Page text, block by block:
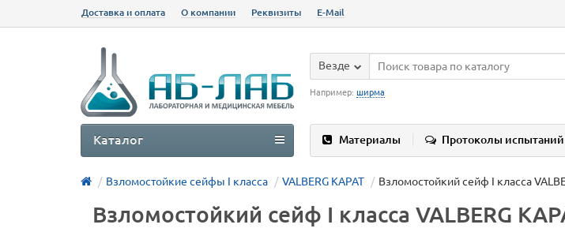
Доставка и оплата О компании Реквизиты E-Mail
Везде
Например: ширма
Материалы Протоколы испытаний
Каталог
Взломостойкие сейфы I класса VALBERG КАРАТ Взломостойкий сейф I класса
Взломостойкий сейф I класса VALBERG